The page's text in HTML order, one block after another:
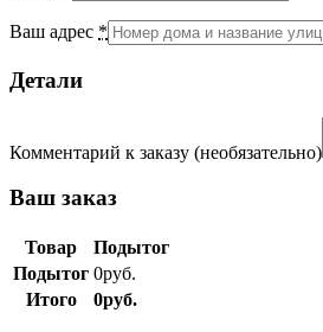
Ваш адрес *
Детали
Комментарий к заказу (необязательно)
Ваш заказ
Товар
Подытог
Подытог 0руб.
Итого
0руб.